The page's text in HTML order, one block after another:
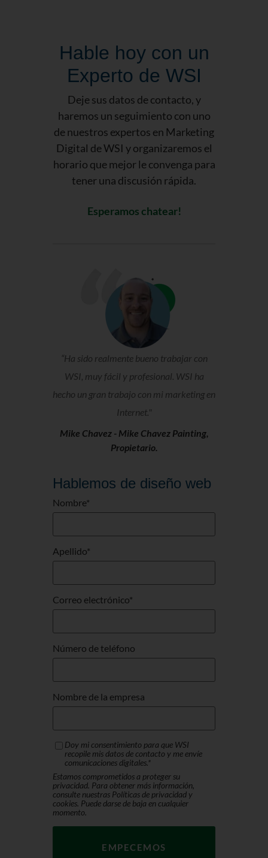
Hable hoy con un
Experto de WSI
Deje sus datos de contacto, y
haremos un seguimiento con uno
de nuestros expertos en Marketing
Digital de WSI y organizaremos el
horario que mejor le convenga para
tener una discusión rápida.
Esperamos chatear!
“Ha sido realmente bueno trabajar con
WSI, muy fácil y profesional. WSI ha
hecho un gran trabajo con mi marketing en
Internet."
Mike Chavez - Mike Chavez Painting,
Propietario.
Hablemos de diseño web
Nombre*
Apellido*
Correo electrónico*
Número de teléfono
Nombre de la empresa
Doy mi consentimiento para que WSI
recopile mis datos de contacto y me envíe
comunicaciones digitales.*
Estamos comprometidos a proteger su
privacidad. Para obtener más información,
consulte nuestras Políticas de privacidad y
cookies. Puede darse de baja en cualquier
momento.